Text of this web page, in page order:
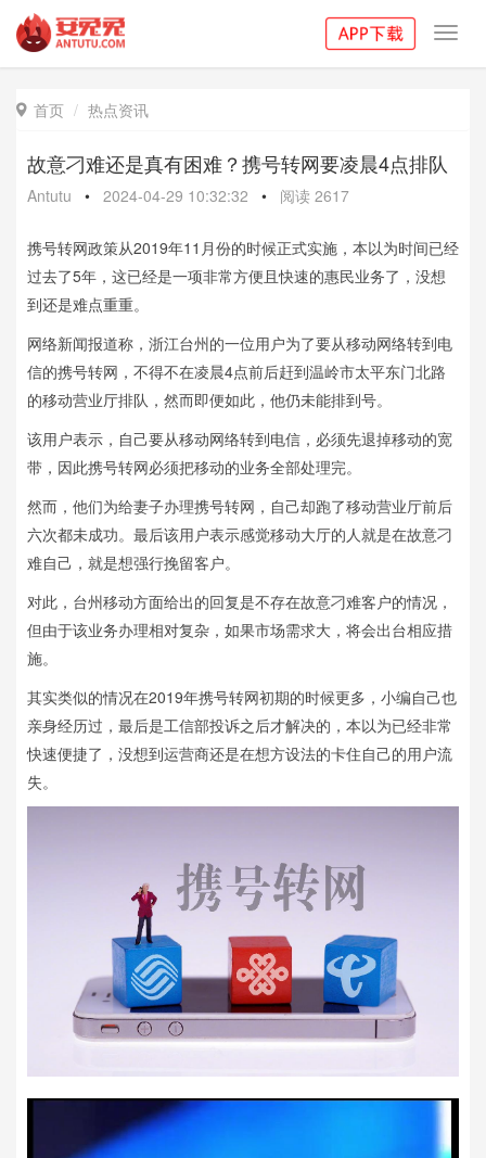
 首页 热点资讯
故意刁难还是真有困难？携号转网要凌晨4点排队
Antutu • 2024-04-29 10:32:32 • 阅读 2617
携号转网政策从2019年11月份的时候正式实施，本以为时间已经
过去了5年，这已经是一项非常方便且快速的惠民业务了，没想
到还是难点重重。
网络新闻报道称，浙江台州的一位用户为了要从移动网络转到电
信的携号转网，不得不在凌晨4点前后赶到温岭市太平东门北路
的移动营业厅排队，然而即便如此，他仍未能排到号。
该用户表示，自己要从移动网络转到电信，必须先退掉移动的宽
带，因此携号转网必须把移动的业务全部处理完。
然而，他们为给妻子办理携号转网，自己却跑了移动营业厅前后
六次都未成功。最后该用户表示感觉移动大厅的人就是在故意刁
难自己，就是想强行挽留客户。
对此，台州移动方面给出的回复是不存在故意刁难客户的情况，
但由于该业务办理相对复杂，如果市场需求大，将会出台相应措
施。
其实类似的情况在2019年携号转网初期的时候更多，小编自己也
亲身经历过，最后是工信部投诉之后才解决的，本以为已经非常
快速便捷了，没想到运营商还是在想方设法的卡住自己的用户流
失。